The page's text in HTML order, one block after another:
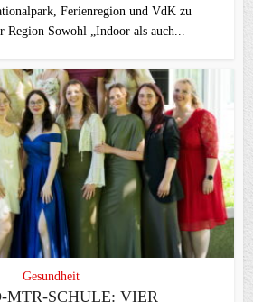
Ferienregion und VdK zu
Region Sowohl „Indoor als auch...
Gesundheit
MTR-SCHULE: VIER